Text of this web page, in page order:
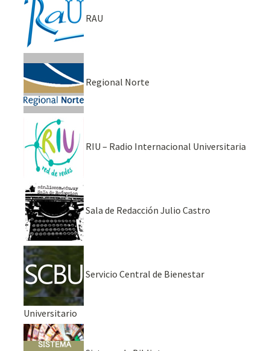
RAU
Regional Norte
RIU – Radio Internacional Universitaria
Sala de Redacción Julio Castro
Servicio Central de Bienestar
Universitario